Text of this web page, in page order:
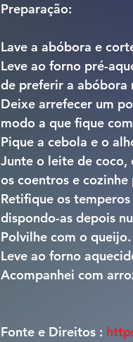
Preparação:
Lave a abóbora e
Leve ao forno pré-
de preferir a abóbora
Deixe arrefecer um
modo a que fique
Pique a cebola e o
Junte o leite de coco,
os coentros e
Retifique os
dispondo-as depois
Polvilhe com o queijo.
Leve ao forno
Acompanhei com
Fonte e Direitos :